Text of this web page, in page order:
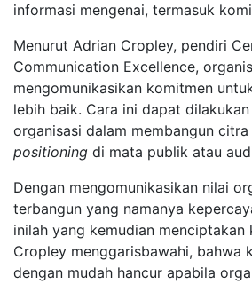
informasi mengenai, termasuk
Menurut Adrian Cropley, pendiri
Communication Excellence,
mengomunikasikan komitmen
lebih baik. Cara ini dapat
organisasi dalam membangun citra
positioning di mata publik atau
Dengan mengomunikasikan nilai
terbangun yang namanya
inilah yang kemudian menciptakan
Cropley menggarisbawahi, bahwa
dengan mudah hancur apabila